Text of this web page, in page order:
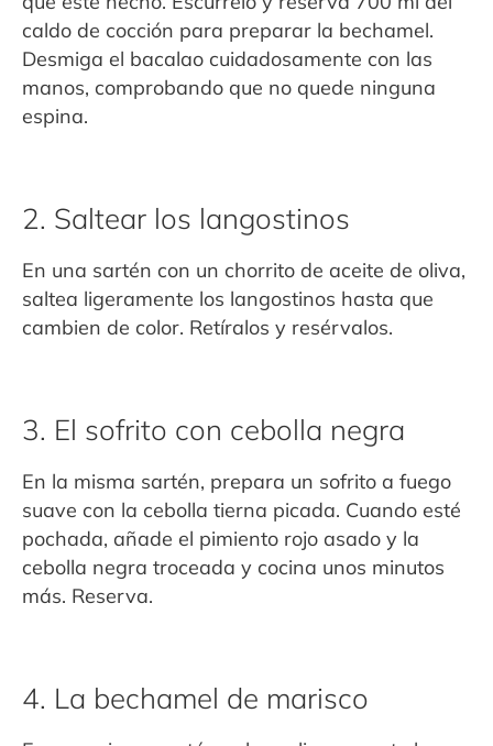
caldo de cocción para preparar la bechamel.
Desmiga el bacalao cuidadosamente con las
manos, comprobando que no quede ninguna
espina.
2. Saltear los langostinos
En una sartén con un chorrito de aceite de oliva,
saltea ligeramente los langostinos hasta que
cambien de color. Retíralos y resérvalos.
3. El sofrito con cebolla negra
En la misma sartén, prepara un sofrito a fuego
suave con la cebolla tierna picada. Cuando esté
pochada, añade el pimiento rojo asado y la
cebolla negra troceada y cocina unos minutos
más. Reserva.
4. La bechamel de marisco